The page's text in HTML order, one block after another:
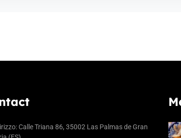
Calle Triana 86, 35002 Las Palmas de Gran